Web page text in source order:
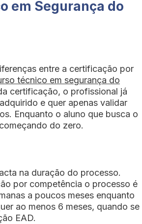
em Segurança do
entre a certificação por
técnico em segurança do
certificação, o profissional já
e quer apenas validar
Enquanto o aluno que busca o
do zero.
na duração do processo.
por competência o processo é
a poucos meses enquanto
ao menos 6 meses, quando se
EAD.